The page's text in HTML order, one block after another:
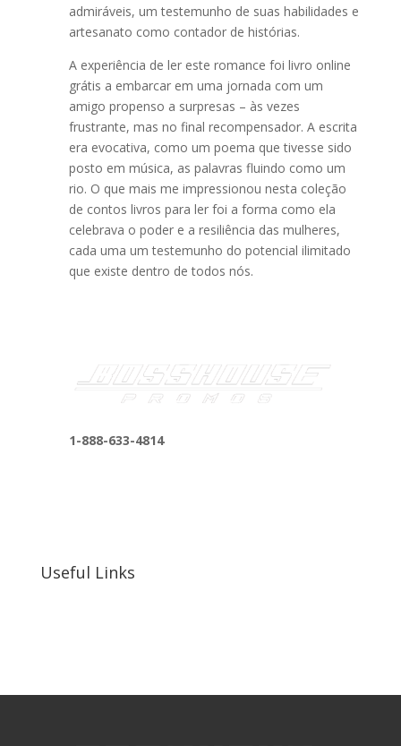
admiráveis, um testemunho de suas habilidades e
artesanato como contador de histórias.
A experiência de ler este romance foi livro online
grátis a embarcar em uma jornada com um
amigo propenso a surpresas – às vezes
frustrante, mas no final recompensador. A escrita
era evocativa, como um poema que tivesse sido
posto em música, as palavras fluindo como um
rio. O que mais me impressionou nesta coleção
de contos livros para ler foi a forma como ela
celebrava o poder e a resiliência das mulheres,
cada uma um testemunho do potencial ilimitado
que existe dentro de todos nós.
1-888-633-4814
Useful Links